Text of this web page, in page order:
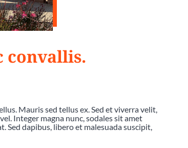
convallis.
Mauris sed tellus ex. Sed et viverra velit,
Integer magna nunc, sodales sit amet
Sed dapibus, libero et malesuada suscipit,